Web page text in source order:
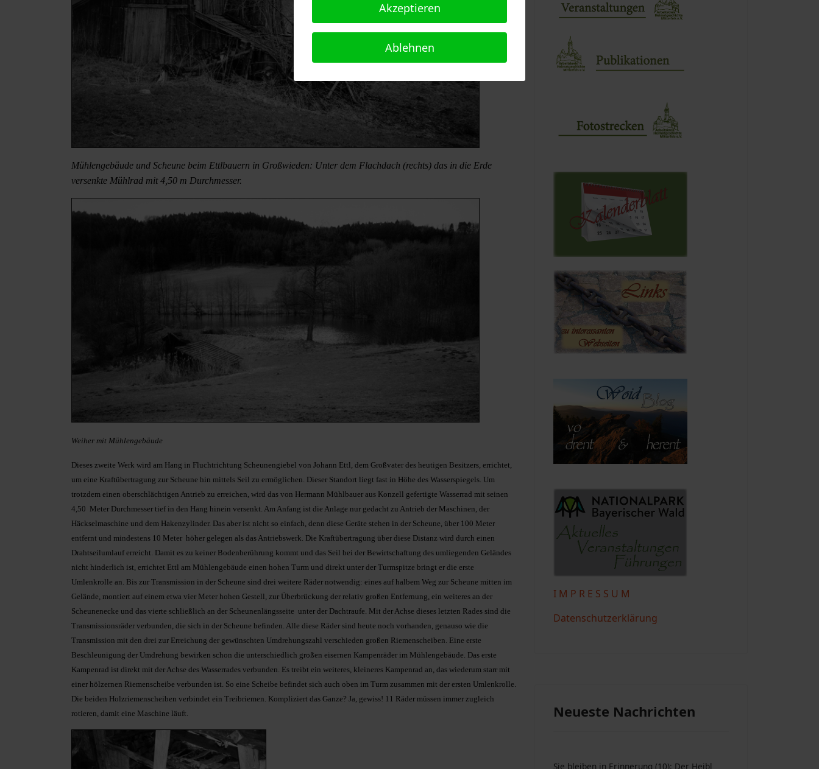
Mühlengebäude und Scheune beim Ettlbauern in Großwieden: Unter dem Flachdach (rechts) das in die Erde
versenkte Mühlrad mit 4,50 m Durchmesser.
Weiher mit Mühlengebäude
Dieses zweite Werk wird am Hang in Fluchtrichtung Scheunengiebel von Johann Ettl, dem Großvater des heutigen Besitzers, errichtet,
um eine Kraftübertragung zur Scheune hin mittels Seil zu ermöglichen. Dieser Standort liegt fast in Höhe des Wasserspiegels. Um
trotzdem einen oberschlächtigen Antrieb zu erreichen, wird das von Hermann Mühlbauer aus Konzell gefertigte Wasserrad mit seinen
4,50 Meter Durchmesser tief in den Hang hinein versenkt. Am Anfang ist die Anlage nur gedacht zu Antrieb der Maschinen, der
Häckselmaschine und dem Hakenzylinder. Das aber ist nicht so einfach, denn diese Geräte stehen in der Scheune, über 100 Meter
entfernt und mindestens 10 Meter höher gelegen als das Antriebswerk. Die Kraftübertragung über diese Distanz wird durch einen
Drahtseilumlauf erreicht. Damit es zu keiner Bodenberührung kommt und das Seil bei der Bewirtschaftung des umliegenden Geländes
nicht hinderlich ist, errichtet Ettl am Mühlengebäude einen hohen Turm und direkt unter der Turmspitze bringt er die erste
Umlenkrolle an. Bis zur Transmission in der Scheune sind drei weitere Räder notwendig: eines auf halbem Weg zur Scheune mitten im
Gelände, montiert auf einem etwa vier Meter hohen Gestell, zur Überbrückung der relativ großen Entfernung, ein weiteres an der
Scheunenecke und das vierte schließlich an der Scheunenlängsseite unter der Dachtraufe. Mit der Achse dieses letzten Rades sind die
Transmissionsräder verbunden, die sich in der Scheune befinden. Alle diese Räder sind heute noch vorhanden, genauso wie die
Transmission mit den drei zur Erreichung der gewünschten Umdrehungszahl verschieden großen Riemenscheiben. Eine erste
Beschleunigung der Umdrehung bewirken schon die unterschiedlich großen eisernen Kampenräder im Mühlengebäude. Das erste
Kampenrad ist direkt mit der Achse des Wasserrades verbunden. Es treibt ein weiteres, kleineres Kampenrad an, das wiederum starr mit
einer hölzernen Riemenscheibe verbunden ist. So eine Scheibe befindet sich auch oben im Turm zusammen mit der ersten Umlenkrolle.
Die beiden Holzriemenscheiben verbindet ein Treibriemen. Kompliziert das Ganze? Ja, gewiss! 11 Räder müssen immer zugleich
rotieren, damit eine Maschine läuft.
I M P R E S S U M
Datenschutzerklärung
Neueste Nachrichten
Sie bleiben in Erinnerung (10): Der Heibl
Akzeptieren
Ablehnen